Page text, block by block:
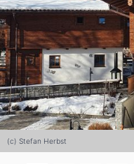
(c) Stefan Herbst